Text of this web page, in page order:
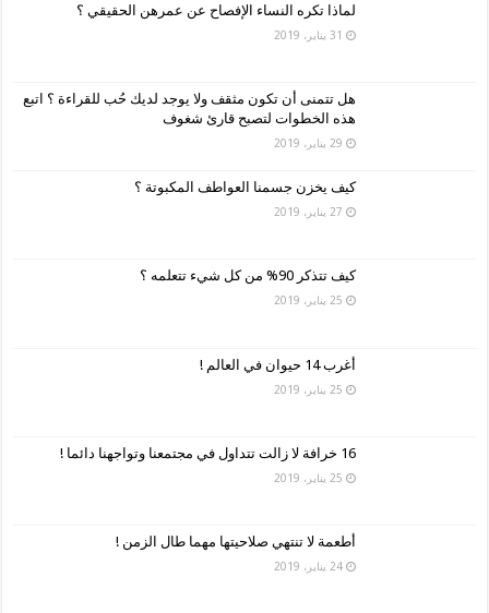
لماذا تكره النساء الإفصاح عن عمرهن الحقيقي ؟
31 يناير، 2019
هل تتمنى أن تكون مثقف ولا يوجد لديك حُب للقراءة ؟ اتبع
هذه الخطوات لتصبح قارئ شغوف
29 يناير، 2019
كيف يخزن جسمنا العواطف المكبوتة ؟
27 يناير، 2019
كيف تتذكر 90% من كل شيء تتعلمه ؟
25 يناير، 2019
أغرب 14 حيوان في العالم !
25 يناير، 2019
16 خرافة لا زالت تتداول في مجتمعنا وتواجهنا دائما !
25 يناير، 2019
أطعمة لا تنتهي صلاحيتها مهما طال الزمن !
24 يناير، 2019